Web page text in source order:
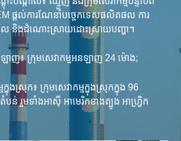
ផ្តល់ការណែនាំបច្ចេកទេសផលិតផល ការ
ល និងដំណោះស្រាយដោះស្រាយបញ្ហា។
ឡាញ៖ ក្រុមសេវាកម្មអនឡាញ 24 ម៉ោង;
ក្នុងស្រុក៖ ក្រុមសេវាកម្មក្នុងស្រុកក្នុង 96
ន់ រួមទាំងអាស៊ី អាមេរិកខាងត្បូង អាហ្វ្រិក